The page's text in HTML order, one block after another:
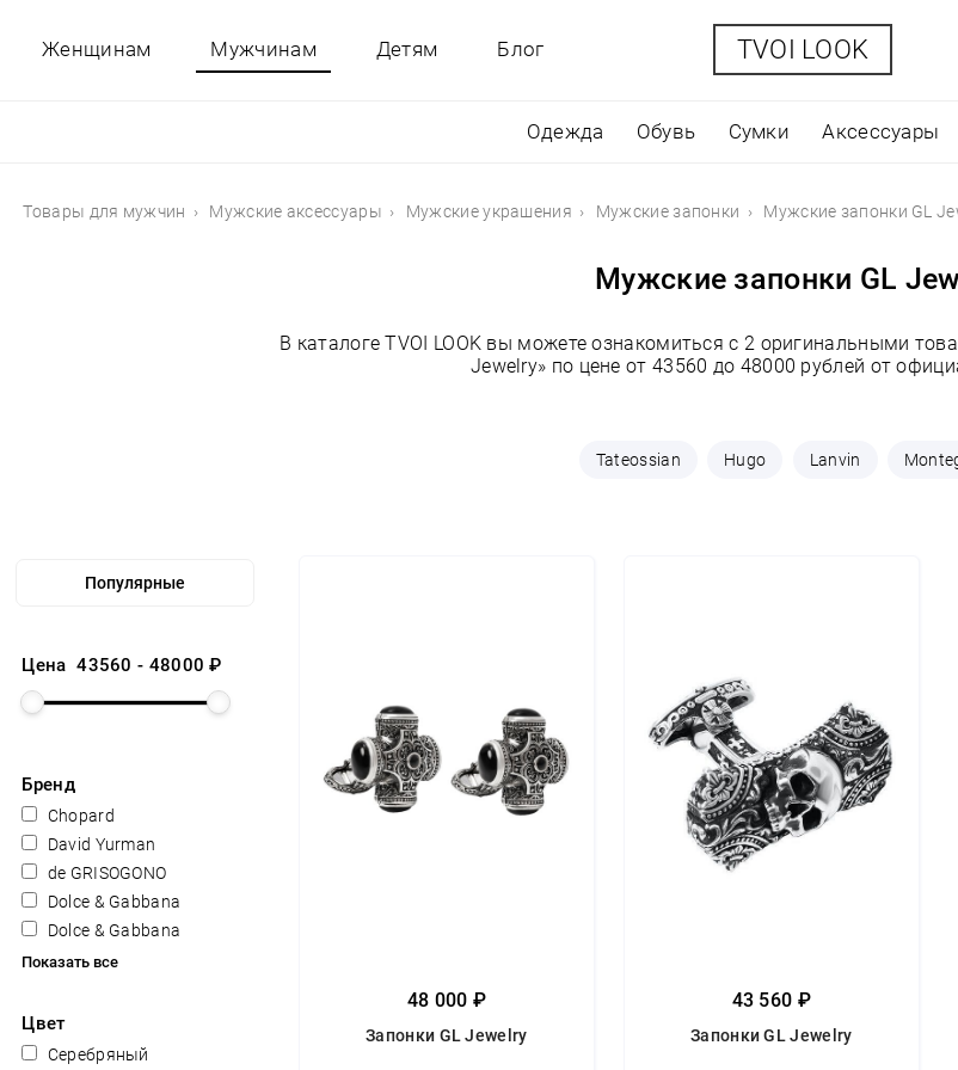
Женщинам Мужчинам
Одежда Обувь Сумки Аксессуары
Детям Блог TVOI LOOK
Товары для мужчин Мужские аксессуары Мужские украшения Мужские запонки Мужские запонки GL
Мужские запонки GL
В каталоге TVOI LOOK вы можете ознакомиться с 2 оригинальными
Jewelry» по цене от 43560 до 48000 рублей от
Tateossian Hugo Lanvin
Цена43560 - 48000 ₽
Бренд
Chopard
David Yurman
de GRISOGONO
Dolce & Gabbana
Dolce & Gabbana
Показать все
Цвет
Серебряный
48 000 ₽
Запонки GL Jewelry
43 560 ₽
Запонки GL Jewelry